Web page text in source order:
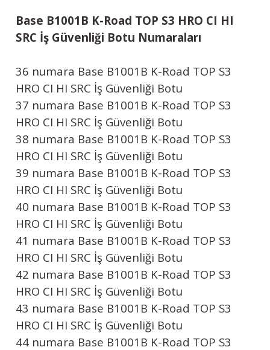
Base B1001B K-Road TOP S3 HRO CI HI
SRC İş Güvenliği Botu Numaraları
36 numara Base B1001B K-Road TOP S3
HRO CI HI SRC İş Güvenliği Botu
37 numara Base B1001B K-Road TOP S3
HRO CI HI SRC İş Güvenliği Botu
38 numara Base B1001B K-Road TOP S3
HRO CI HI SRC İş Güvenliği Botu
39 numara Base B1001B K-Road TOP S3
HRO CI HI SRC İş Güvenliği Botu
40 numara Base B1001B K-Road TOP S3
HRO CI HI SRC İş Güvenliği Botu
41 numara Base B1001B K-Road TOP S3
HRO CI HI SRC İş Güvenliği Botu
42 numara Base B1001B K-Road TOP S3
HRO CI HI SRC İş Güvenliği Botu
43 numara Base B1001B K-Road TOP S3
HRO CI HI SRC İş Güvenliği Botu
44 numara Base B1001B K-Road TOP S3